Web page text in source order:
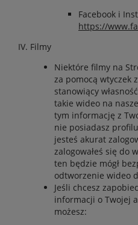
Facebook i
https://
Filmy
Niektóre filmy na
za pomocą wtyczek
stanowiący
takie wideo na
tym informację z
nie posiadasz
jesteś akurat
zalogowałeś się do
ten będzie mógł
odtworzenie wideo
Jeśli chcesz
informacji o Twojej
możesz: